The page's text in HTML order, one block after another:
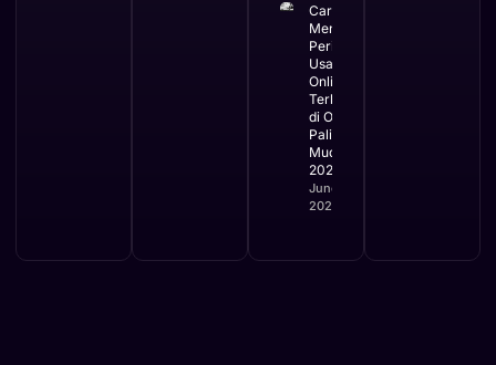
Cara
Mengurus
Perizinan
Usaha
Online
Terbaru
di OSS
Paling
Mudah
2026
June 2,
2026